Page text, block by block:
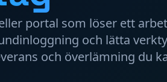
portal som löser ett
och lätta
och överlämning du